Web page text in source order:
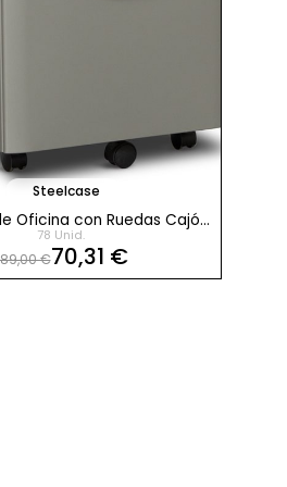
Steelcase
Oficina con Ruedas Cajón
de Steelcase
78 Unid.
89,00 €70,31 €